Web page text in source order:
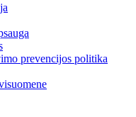
prevencijos politika